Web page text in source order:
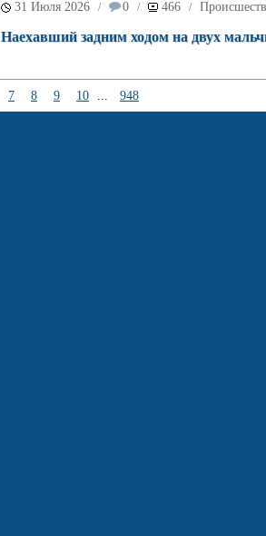
31 Июля 2026 / 0 / 466 /
Наехавший задним ходом на двух
7 8 9 10 ... 948